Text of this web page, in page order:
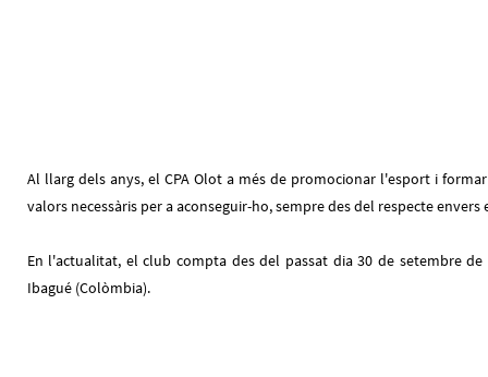
Al llarg dels anys, el CPA Olot a més de promocionar l'esport i
valors necessàris per a aconseguir-ho, sempre des del respecte envers
En l'actualitat, el club compta des del passat dia 30 de setembre
Ibagué (Colòmbia).